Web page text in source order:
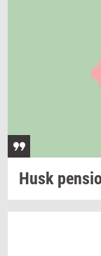
Husk